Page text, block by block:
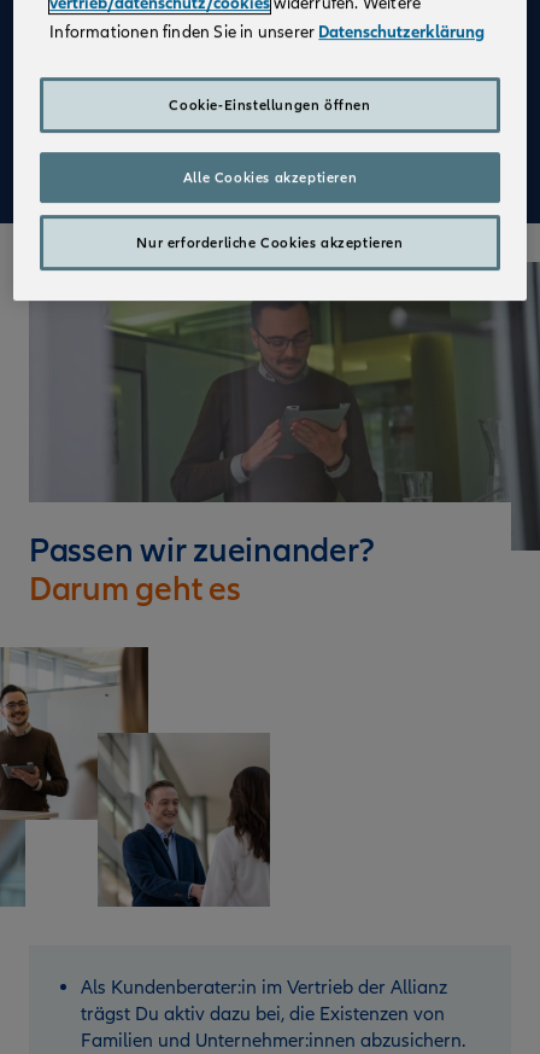
durch regelmäßige Gespräche und transparente
Zusammenarbeit und die Grundlage für Deinen
individuellen Karriereweg.
Mehr zu Deinen Vorteilen im Vertrieb der Allianz
Passen wir zueinander?
Darum geht es
Als Kundenberater:in im Vertrieb der Allianz
trägst Du aktiv dazu bei, die Existenzen von
Familien und Unternehmer:innen abzusichern.
Informationen finden Sie in unserer Datenschutzerklärung
Cookie-Einstellungen öffnen
Nur erforderliche Cookies akzeptieren
Alle Cookies akzeptieren